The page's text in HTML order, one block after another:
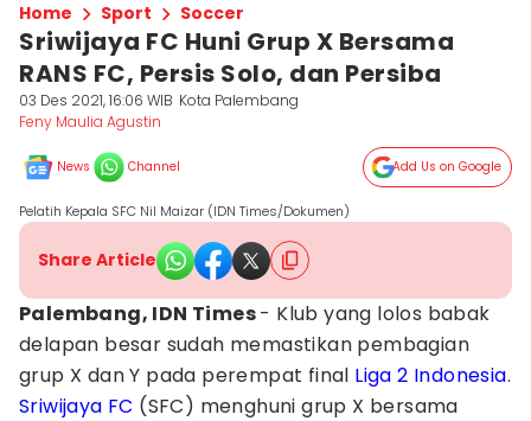
Home Sport Soccer
Sriwijaya FC Huni Grup X Bersama
RANS FC, Persis Solo, dan Persiba
03 Des 2021, 16:06 WIB Kota Palembang
Feny Maulia Agustin
News Channel Add Us on Google
Pelatih Kepala SFC Nil Maizar (IDN Times/Dokumen)
Share Article
Palembang, IDN Times- Klub yang lolos babak
delapan besar sudah memastikan pembagian
grup X dan Y pada perempat final Liga 2 Indonesia.
Sriwijaya FC (SFC) menghuni grup X bersama